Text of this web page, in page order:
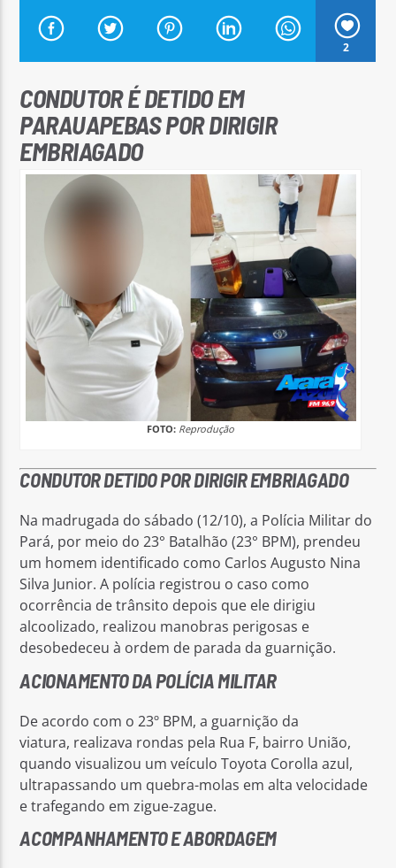
Arara Azul FM
2
CONDUTOR É DETIDO EM
PARAUAPEBAS POR DIRIGIR
EMBRIAGADO
FOTO: Reprodução
CONDUTOR DETIDO POR DIRIGIR EMBRIAGADO
Na madrugada do sábado (12/10), a Polícia Militar do
Pará, por meio do 23° Batalhão (23° BPM), prendeu
um homem identificado como Carlos Augusto Nina
Silva Junior. A polícia registrou o caso como
ocorrência de trânsito depois que ele dirigiu
alcoolizado, realizou manobras perigosas e
desobedeceu à ordem de parada da guarnição.
ACIONAMENTO DA POLÍCIA MILITAR
De acordo com o 23º BPM, a guarnição da
viatura, realizava rondas pela Rua F, bairro União,
quando visualizou um veículo Toyota Corolla azul,
ultrapassando um quebra-molas em alta velocidade
e trafegando em zigue-zague.
ACOMPANHAMENTO E ABORDAGEM